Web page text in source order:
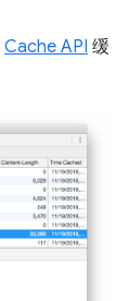
Cache API 缓